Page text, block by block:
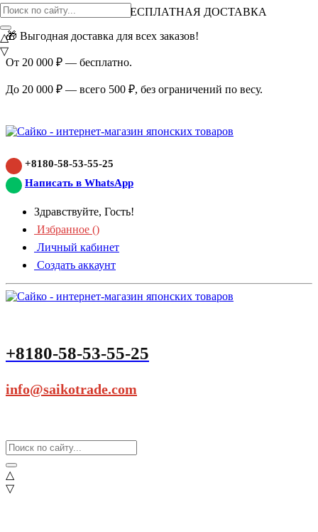
ВНИМАНИЕ АКЦИЯ!
БЕСПЛАТНАЯ ДОСТАВКА
🎁 Выгодная доставка для всех заказов!
От 20 000 ₽ — бесплатно.
До 20 000 ₽ — всего 500 ₽, без ограничений по весу.
+8180-58-53-55-25
Написать в WhatsApp
Здравствуйте, Гость!
Избранное ()
Личный кабинет
Создать аккаунт
+8180-58-53-55-25
info@saikotrade.com
△
▽
△
▽